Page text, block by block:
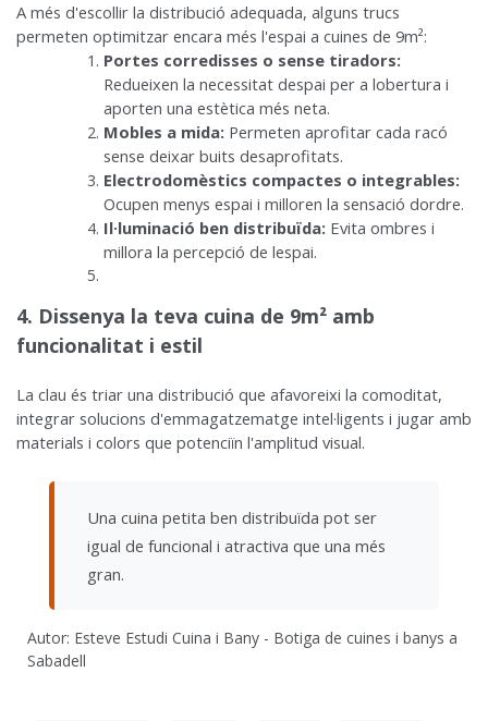
A més d'escollir la distribució adequada, alguns trucs
permeten optimitzar encara més l'espai a cuines de 9m²:
Portes corredisses o sense tiradors:
Redueixen la necessitat despai per a lobertura i
aporten una estètica més neta.
Mobles a mida: Permeten aprofitar cada racó
sense deixar buits desaprofitats.
Electrodomèstics compactes o integrables:
Ocupen menys espai i milloren la sensació dordre.
Il·luminació ben distribuïda: Evita ombres i
millora la percepció de lespai.
4. Dissenya la teva cuina de 9m² amb
funcionalitat i estil
La clau és triar una distribució que afavoreixi la comoditat,
integrar solucions d'emmagatzematge intel·ligents i jugar amb
materials i colors que potenciïn l'amplitud visual.
Una cuina petita ben distribuïda pot ser
igual de funcional i atractiva que una més
gran.
Autor: Esteve Estudi Cuina i Bany - Botiga de cuines i banys a
Sabadell